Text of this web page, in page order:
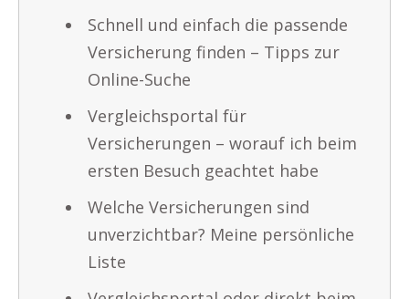
Schnell und einfach die passende
Versicherung finden – Tipps zur
Online-Suche
Vergleichsportal für
Versicherungen – worauf ich beim
ersten Besuch geachtet habe
Welche Versicherungen sind
unverzichtbar? Meine persönliche
Liste